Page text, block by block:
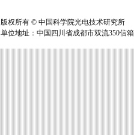
版权所有 © 中国科学院光电技术研究所
单位地址：中国四川省成都市双流350信